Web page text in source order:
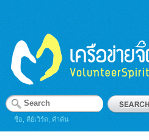
ชื่อ, คีย์เวิร์ด, คำค้น